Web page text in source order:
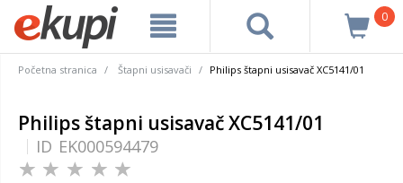
0
Početna stranica Štapni usisavači Philips štapni usisavač XC5141/01
Philips štapni usisavač XC5141/01
ID EK000594479